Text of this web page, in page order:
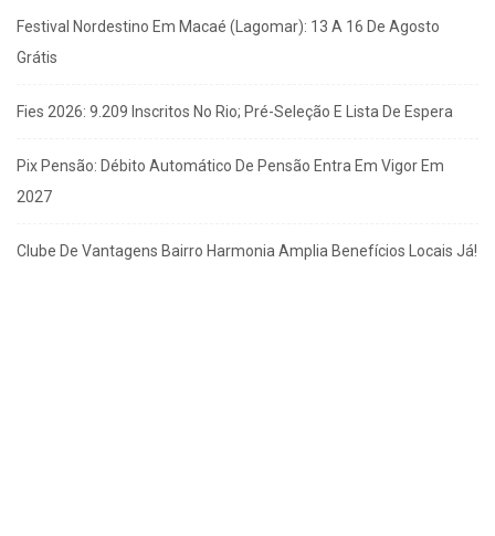
Festival Nordestino Em Macaé (Lagomar): 13 A 16 De Agosto
Grátis
Fies 2026: 9.209 Inscritos No Rio; Pré-Seleção E Lista De Espera
Pix Pensão: Débito Automático De Pensão Entra Em Vigor Em
2027
Clube De Vantagens Bairro Harmonia Amplia Benefícios Locais Já!